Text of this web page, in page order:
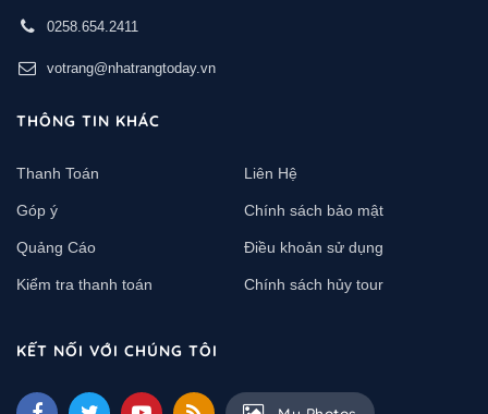
0258.654.2411
votrang@nhatrangtoday.vn
THÔNG TIN KHÁC
Thanh Toán Liên Hệ
Góp ý Chính sách bảo mật
Quảng Cáo Điều khoản sử dụng
Kiểm tra thanh toán Chính sách hủy tour
KẾT NỐI VỚI CHÚNG TÔI